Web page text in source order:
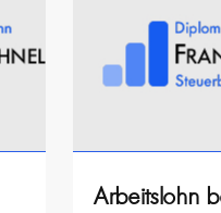
Arbeitslohn